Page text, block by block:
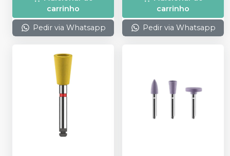
carrinho
Pedir via Whatsapp
carrinho
Pedir via Whatsapp